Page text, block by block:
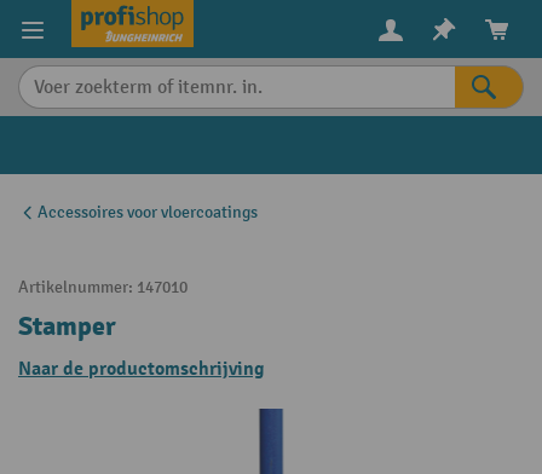
content
Accessoires voor vloercoatings
Artikelnummer: 147010
Stamper
Naar de productomschrijving